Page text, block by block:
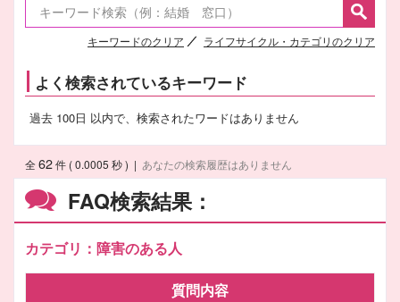
キーワードのクリア ライフサイクル・カテゴリのクリア
よく検索されているキーワード
過去 100日 以内で、検索されたワードはありません
FAQ検索結果：
カテゴリ：障害のある人
全62件 ( 0.0005 秒 ) | あなたの検索履歴はありません
質問内容